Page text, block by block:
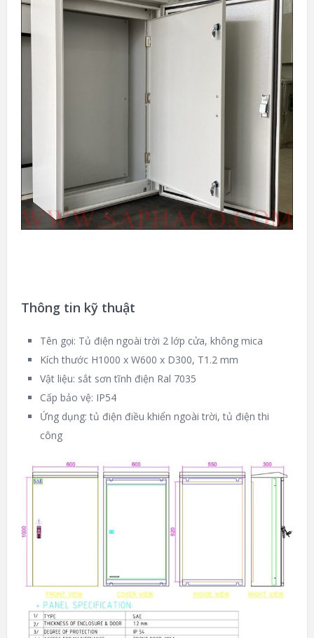
Thông tin kỹ thuật
Tên gọi: Tủ điện ngoài trời 2 lớp cửa, không mica
Kích thước H1000 x W600 x D300, T1.2 mm
Vật liệu: sắt sơn tĩnh điện Ral 7035
Cấp bảo vệ: IP54
Ứng dụng: tủ điện điều khiển ngoài trời, tủ điện thi
công